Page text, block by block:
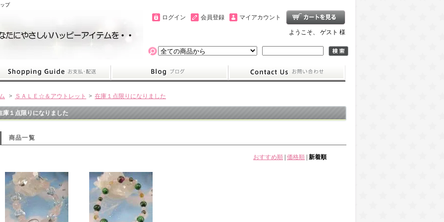
プ
マイアカウント
会員登録
ログイン
ようこそ、 ゲスト 様
> ＳＡＬＥ☆＆アウトレット > 在庫１点限りになりました
庫１点限りになりました
商品一覧
おすすめ順 価格順 新着順